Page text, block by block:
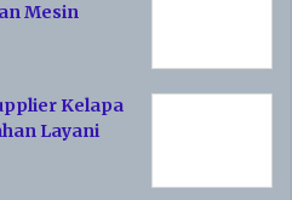
Mesin
Kelapa
Layani